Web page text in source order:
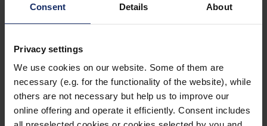
Consent Details About
Privacy settings
We use cookies on our website. Some of them are
necessary (e.g. for the functionality of the website), while
others are not necessary but help us to improve our
online offering and operate it efficiently. Consent includes
3 Min Lesezeit
By Franziska T.
Februar 19, 2025
Vogel der Woche Vogelwelt
3 Min Lesezeit